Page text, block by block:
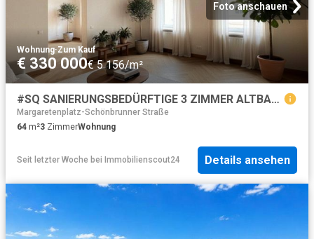
Foto anschauen
Wohnung·Zum Kauf
€ 330 000€ 5 156/m²
#SQ SANIERUNGSBEDÜRFTIGE 3 ZIMMER ALTBAUWOHNUNG MITTEN IM 6ten /MARIAHILF APOLLOKINO TOP 6
Margaretenplatz-Schönbrunner Straße
64 m²3 ZimmerWohnung
Seit letzter Woche bei Immobilienscout24 Details ansehen